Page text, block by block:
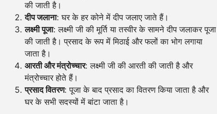
की जाती है।
दीप जलाना: घर के हर कोने में दीप जलाए जाते हैं।
लक्ष्मी पूजा: लक्ष्मी जी की मूर्ति या तस्वीर के सामने दीप जलाकर पूजा
की जाती है। प्रसाद के रूप में मिठाई और फलों का भोग लगाया
जाता है।
आरती और मंत्रोच्चार: लक्ष्मी जी की आरती की जाती है और
मंत्रोच्चार होते हैं।
प्रसाद वितरण: पूजा के बाद प्रसाद का वितरण किया जाता है और
घर के सभी सदस्यों में बांटा जाता है।